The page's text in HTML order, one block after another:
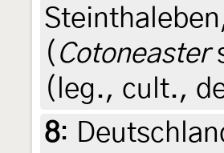
( Cotoneaster
(leg., cult.,
8: